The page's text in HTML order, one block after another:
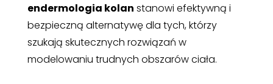
endermologia kolan stanowi efektywną i
bezpieczną alternatywę dla tych, którzy
szukają skutecznych rozwiązań w
modelowaniu trudnych obszarów ciała.